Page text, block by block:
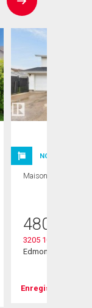
NOUVELLE
Maison
480 000
3205 104a Street
Edmonton, AB
Enregistrer